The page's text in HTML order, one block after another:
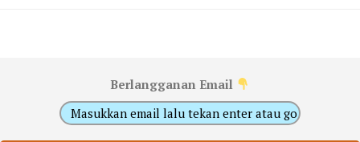
Berlangganan Email